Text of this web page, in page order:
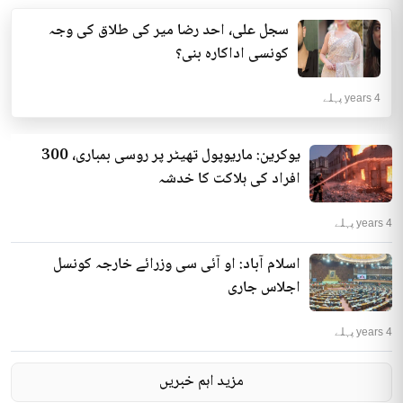
کا خدشہ ظاہر کیا اور کہا کہ کم...
انٹرنیشنل | 4 years پہلے
سجل علی، احد رضا میر کی طلاق کی وجہ
کونسی اداکارہ بنی؟
4 years پہلے
یوکرین: ماریوپول تھیٹر پر روسی بمباری، 300
افراد کی ہلاکت کا خدشہ
4 years پہلے
اسلام آباد: او آئی سی وزرائے خارجہ کونسل
اجلاس جاری
4 years پہلے
مزید اہم خبریں